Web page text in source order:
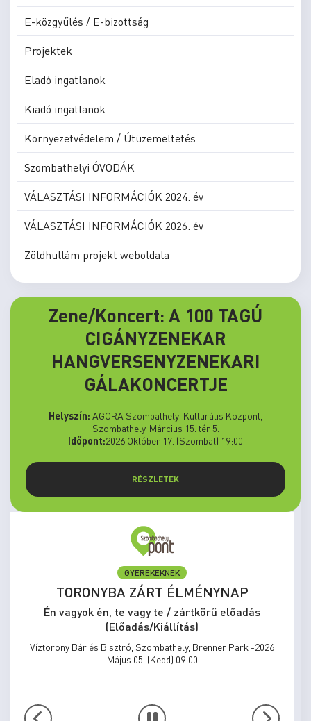
E-közgyűlés / E-bizottság
Projektek
Eladó ingatlanok
Kiadó ingatlanok
Környezetvédelem / Útüzemeltetés
Szombathelyi ÓVODÁK
VÁLASZTÁSI INFORMÁCIÓK 2024. év
VÁLASZTÁSI INFORMÁCIÓK 2026. év
Zöldhullám projekt weboldala
Zene/Koncert: A 100 TAGÚ
CIGÁNYZENEKAR
HANGVERSENYZENEKARI
GÁLAKONCERTJE
Helyszín: AGORA Szombathelyi Kulturális Központ,
Szombathely, Március 15. tér 5.
Időpont:2026 Október 17. (Szombat) 19:00
RÉSZLETEK
GYEREKEKNEK
TORONYBA ZÁRT ÉLMÉNYNAP
Én vagyok én, te vagy te / zártkörű előadás
(Előadás/Kiállítás)
Víztorony Bár és Bisztró, Szombathely, Brenner Park -2026
Május 05. (Kedd) 09:00